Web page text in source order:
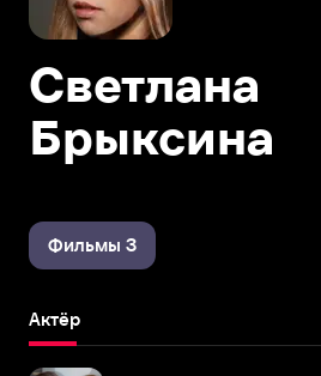
Светлана
Брыксина
Фильмы 3
Актёр